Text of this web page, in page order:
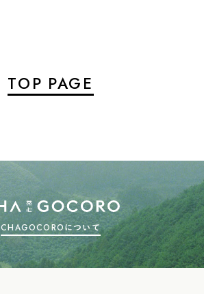
TOP PAGE
CHAGOCOROについて